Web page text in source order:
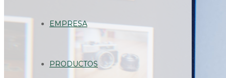
EMPRESA
PRODUCTOS